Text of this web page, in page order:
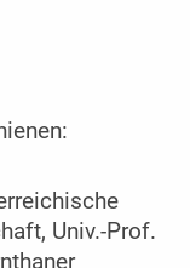
Univ.-Prof.